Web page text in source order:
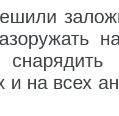
и на всех